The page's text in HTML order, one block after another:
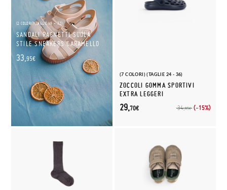
(2 COLORI) (TAGLIE 19 - 32)
SANDALI RAGNETTI SUOLA
STILE SNEAKERS CARAMELLO
33, 95€
(7 COLORI) (TAGLIE 24 - 36)
ZOCCOLI GOMMA SPORTIVI
EXTRA LEGGERI
34,95€ (-15%)
29,70€